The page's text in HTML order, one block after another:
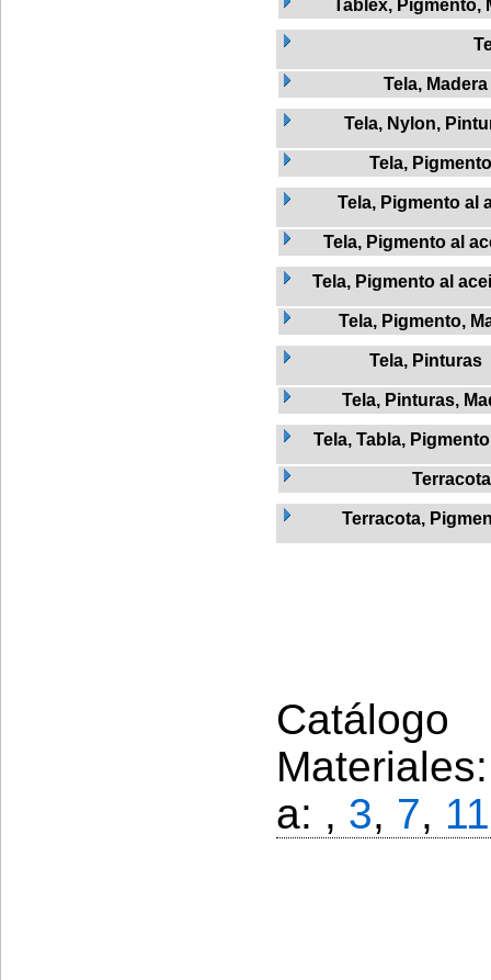
Tablex, Pigmento,
Tela, Madera
Tela, Nylon,
Tela, Pigmento
Tela, Pigmento al
Tela, Pigmento al
Tela, Pigmento al
Tela, Pigmento,
Tela, Pinturas
Tela, Pinturas,
Tela, Tabla,
Terracota
Terracota,
a: , 3, 7, 11